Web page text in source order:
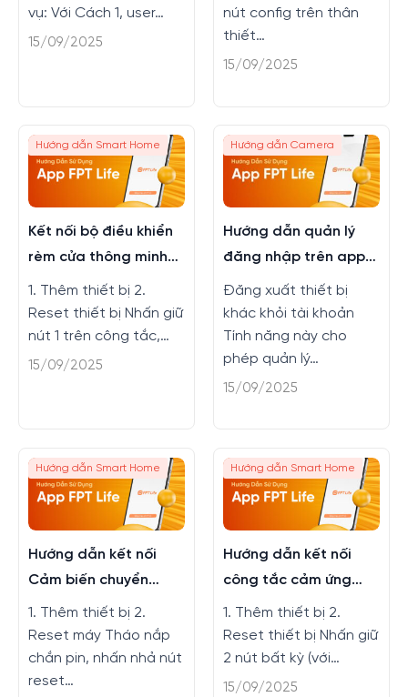
vụ: Với Cách 1, user…
15/09/2025
nút config trên thân
thiết…
15/09/2025
Hướng dẫn Smart Home
Kết nối bộ điều khiển
rèm cửa thông minh
Hera trên FPT Life
1. Thêm thiết bị 2.
Reset thiết bị Nhấn giữ
nút 1 trên công tắc,…
15/09/2025
Hướng dẫn Camera
Hướng dẫn quản lý
đăng nhập trên app
FPT Life
Đăng xuất thiết bị
khác khỏi tài khoản
Tính năng này cho
phép quản lý…
15/09/2025
Hướng dẫn Smart Home
Hướng dẫn kết nối
Cảm biến chuyển
động trên FPT LIFE
1. Thêm thiết bị 2.
Reset máy Tháo nắp
chắn pin, nhấn nhả nút
reset…
Hướng dẫn Smart Home
Hướng dẫn kết nối
công tắc cảm ứng
Athena trên app FPT
LIFE
1. Thêm thiết bị 2.
Reset thiết bị Nhấn giữ
2 nút bất kỳ (với…
15/09/2025